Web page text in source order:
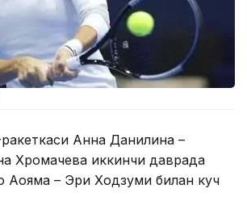
ракеткаси Анна Данилина –
Хромачева иккинчи даврада
Аояма – Эри Ходзуми билан куч